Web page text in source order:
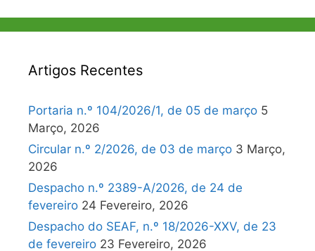
Artigos Recentes
Portaria n.º 104/2026/1, de 05 de março 5
Março, 2026
Circular n.º 2/2026, de 03 de março 3 Março,
2026
Despacho n.º 2389-A/2026, de 24 de
fevereiro 24 Fevereiro, 2026
Despacho do SEAF, n.º 18/2026-XXV, de 23
de fevereiro 23 Fevereiro, 2026